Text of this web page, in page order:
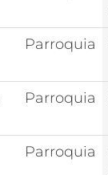
Parroquia
Parroquia
Parroquia